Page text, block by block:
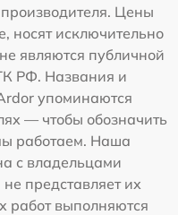
Цены
носят исключительно
являются публичной
РФ. Названия и
упоминаются
— чтобы обозначить
работаем. Наша
с владельцами
представляет их
работ выполняются